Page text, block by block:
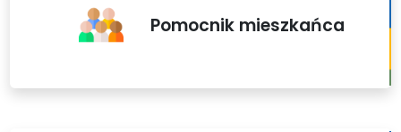
Pomocnik mieszkańca